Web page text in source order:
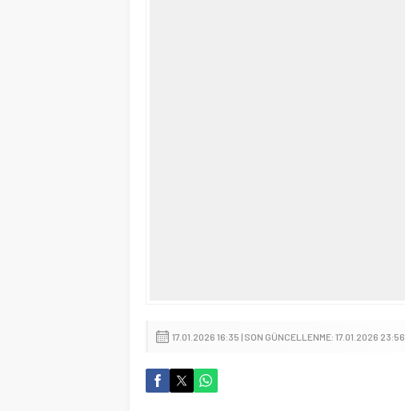
17.01.2026 16:35 | SON GÜNCELLENME: 17.01.2026 23:56